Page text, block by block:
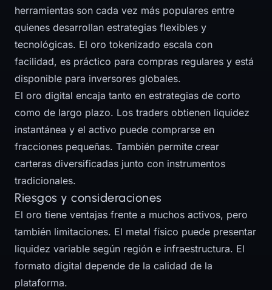
herramientas son cada vez más populares entre
quienes desarrollan estrategias flexibles y
tecnológicas. El oro tokenizado escala con
facilidad, es práctico para compras regulares y está
disponible para inversores globales.
El oro digital encaja tanto en estrategias de corto
como de largo plazo. Los traders obtienen liquidez
instantánea y el activo puede comprarse en
fracciones pequeñas. También permite crear
carteras diversificadas junto con instrumentos
tradicionales.
Riesgos y consideraciones
El oro tiene ventajas frente a muchos activos, pero
también limitaciones. El metal físico puede presentar
liquidez variable según región e infraestructura. El
formato digital depende de la calidad de la
plataforma.